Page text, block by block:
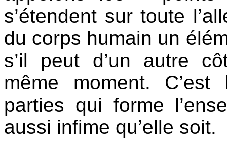
s’étendent sur toute
du corps humain un
s’il peut d’un autre
même moment.
parties qui forme
aussi infime qu’elle soit.